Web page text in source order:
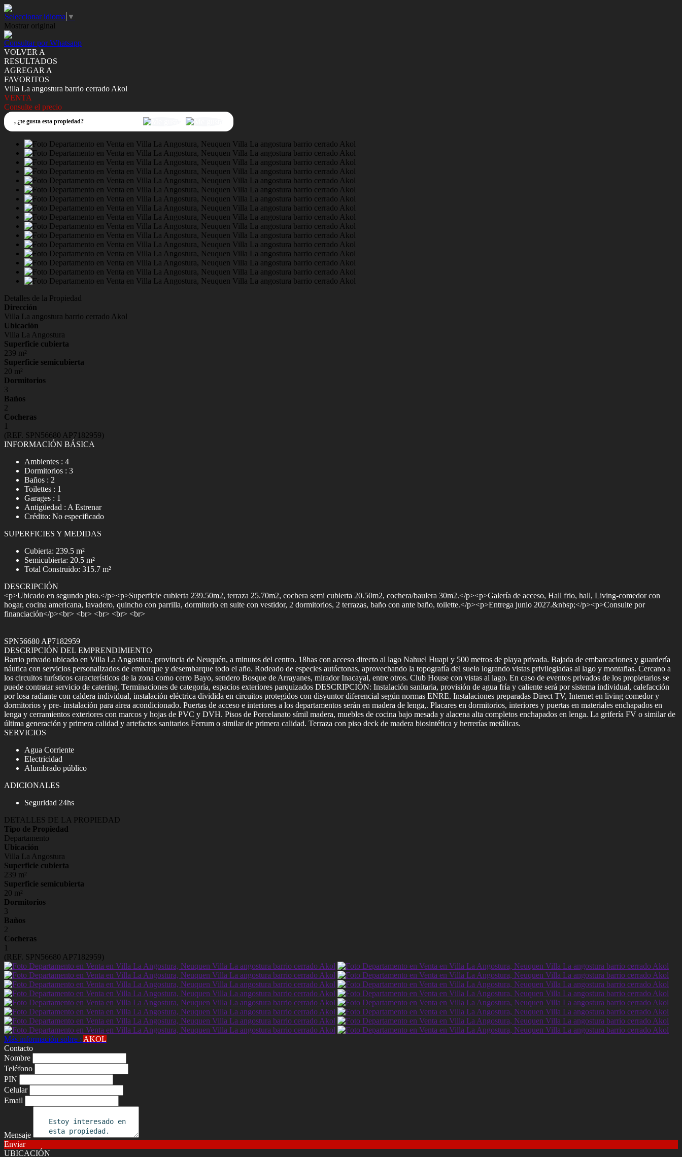
Seleccionar idioma ▼
Mostrar original
Consultar por Whatsapp
VOLVER A
RESULTADOS
AGREGAR A
FAVORITOS
Villa La angostura barrio cerrado Akol
VENTA
Consulte el precio
, ¿te gusta esta propiedad?
Detalles de la Propiedad
Dirección
Villa La angostura barrio cerrado Akol
Ubicación
Villa La Angostura
Superficie cubierta
239 m²
Superficie semicubierta
20 m²
Dormitorios
3
Baños
2
Cocheras
1
(REF. SPN56680 AP7182959)
INFORMACIÓN BÁSICA
Ambientes : 4
Dormitorios : 3
Baños : 2
Toilettes : 1
Garages : 1
Antigüedad : A Estrenar
Crédito: No especificado
SUPERFICIES Y MEDIDAS
Cubierta: 239.5 m²
Semicubierta: 20.5 m²
Total Construido: 315.7 m²
DESCRIPCIÓN
<p>Ubicado en segundo piso.</p><p>Superficie cubierta 239.50m2, terraza 25.70m2, cochera semi cubierta 20.50m2, cochera/baulera 30m2.</p><p>Galería de acceso, Hall frio, hall, Living-comedor con
hogar, cocina americana, lavadero, quincho con parrilla, dormitorio en suite con vestidor, 2 dormitorios, 2 terrazas, baño con ante baño, toilette.</p><p>Entrega junio 2027.&nbsp;</p><p>Consulte por
financiación</p><br> <br> <br> <br> <br>
SPN56680 AP7182959
DESCRIPCIÓN DEL EMPRENDIMIENTO
Barrio privado ubicado en Villa La Angostura, provincia de Neuquén, a minutos del centro. 18has con acceso directo al lago Nahuel Huapi y 500 metros de playa privada. Bajada de embarcaciones y guardería
náutica con servicios personalizados de embarque y desembarque todo el año. Rodeado de especies autóctonas, aprovechando la topografía del suelo logrando vistas privilegiadas al lago y montañas. Cercano a
los circuitos turísticos característicos de la zona como cerro Bayo, sendero Bosque de Arrayanes, mirador Inacayal, entre otros. Club House con vistas al lago. En caso de eventos privados de los propietarios se
puede contratar servicio de catering. Terminaciones de categoría, espacios exteriores parquizados DESCRIPCIÓN: Instalación sanitaria, provisión de agua fría y caliente será por sistema individual, calefacción
por losa radiante con caldera individual, instalación eléctrica dividida en circuitos protegidos con disyuntor diferencial según normas ENRE. Instalaciones preparadas Direct TV, Internet en living comedor y
dormitorios y pre- instalación para airea acondicionado. Puertas de acceso e interiores a los departamentos serán en madera de lenga,. Placares en dormitorios, interiores y puertas en materiales enchapados en
lenga y cerramientos exteriores con marcos y hojas de PVC y DVH. Pisos de Porcelanato símil madera, muebles de cocina bajo mesada y alacena alta completos enchapados en lenga. La grifería FV o similar de
última generación y primera calidad y artefactos sanitarios Ferrum o similar de primera calidad. Terraza con piso deck de madera biosintética y herrerías metálicas.
SERVICIOS
Agua Corriente
Electricidad
Alumbrado público
ADICIONALES
Seguridad 24hs
DETALLES DE LA PROPIEDAD
Tipo de Propiedad
Departamento
Ubicación
Villa La Angostura
Superficie cubierta
239 m²
Superficie semicubierta
20 m²
Dormitorios
3
Baños
2
Cocheras
1
(REF. SPN56680 AP7182959)
Más información sobre : AKOL
Contacto
Nombre
Teléfono
PIN
Celular
Email
Mensaje
Enviar
UBICACIÓN